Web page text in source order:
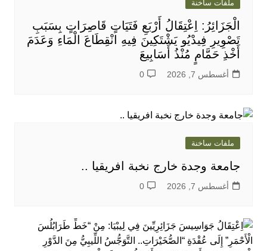
ملفات ساخنة
الْجَزَائِرُ: اِعْتِقَالُ أَرْبَعِ فَتَيَاتٍ قَاصِرَاتٍ بِسَبَبِ
تَصْوِيرِ فِيدْيُو يَشْتَكِينَ فِيهِ انْقِطَاعَ الْمَاءِ وَعَدَمَ
أَخْذِ حَمَّامٍ مُنْذُ أَسَابِيعَ
أغسطس 7, 2026 0
ملفات ساخنة
جامعة وجدة خارج نخبة افريقيا ..
أغسطس 7, 2026 0